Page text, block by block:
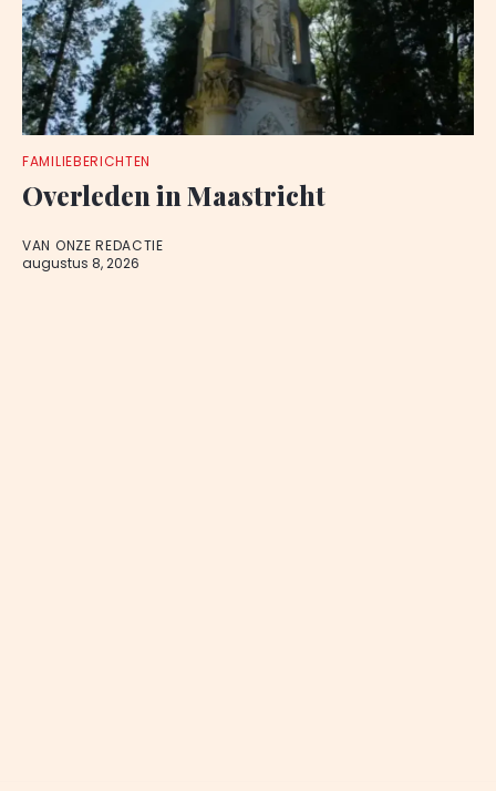
FAMILIEBERICHTEN
Overleden in Maastricht
VAN ONZE REDACTIE
augustus 8, 2026